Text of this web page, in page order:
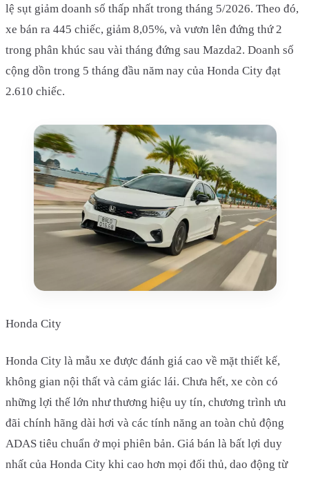
lệ sụt giảm doanh số thấp nhất trong tháng 5/2026. Theo đó,
xe bán ra 445 chiếc, giảm 8,05%, và vươn lên đứng thứ 2
trong phân khúc sau vài tháng đứng sau Mazda2. Doanh số
cộng dồn trong 5 tháng đầu năm nay của Honda City đạt
2.610 chiếc.
Honda City
Honda City là mẫu xe được đánh giá cao về mặt thiết kế,
không gian nội thất và cảm giác lái. Chưa hết, xe còn có
những lợi thế lớn như thương hiệu uy tín, chương trình ưu
đãi chính hãng dài hơi và các tính năng an toàn chủ động
ADAS tiêu chuẩn ở mọi phiên bản. Giá bán là bất lợi duy
nhất của Honda City khi cao hơn mọi đối thủ, dao động từ